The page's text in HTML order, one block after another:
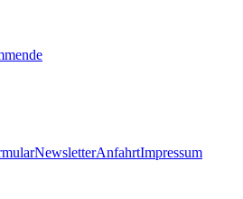
NewsletterAnfahrtImpressum